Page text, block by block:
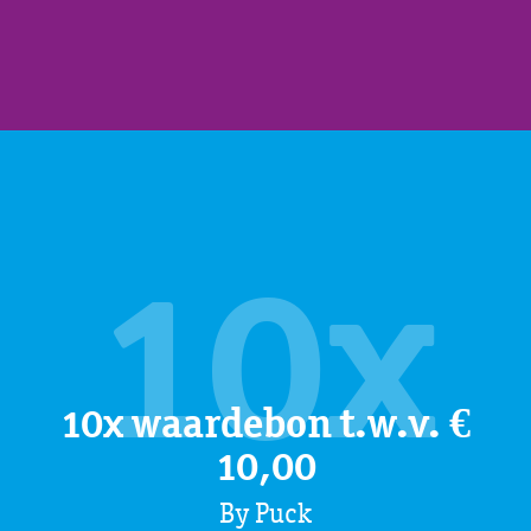
10x
10x waardebon t.w.v. €
10,00
By Puck